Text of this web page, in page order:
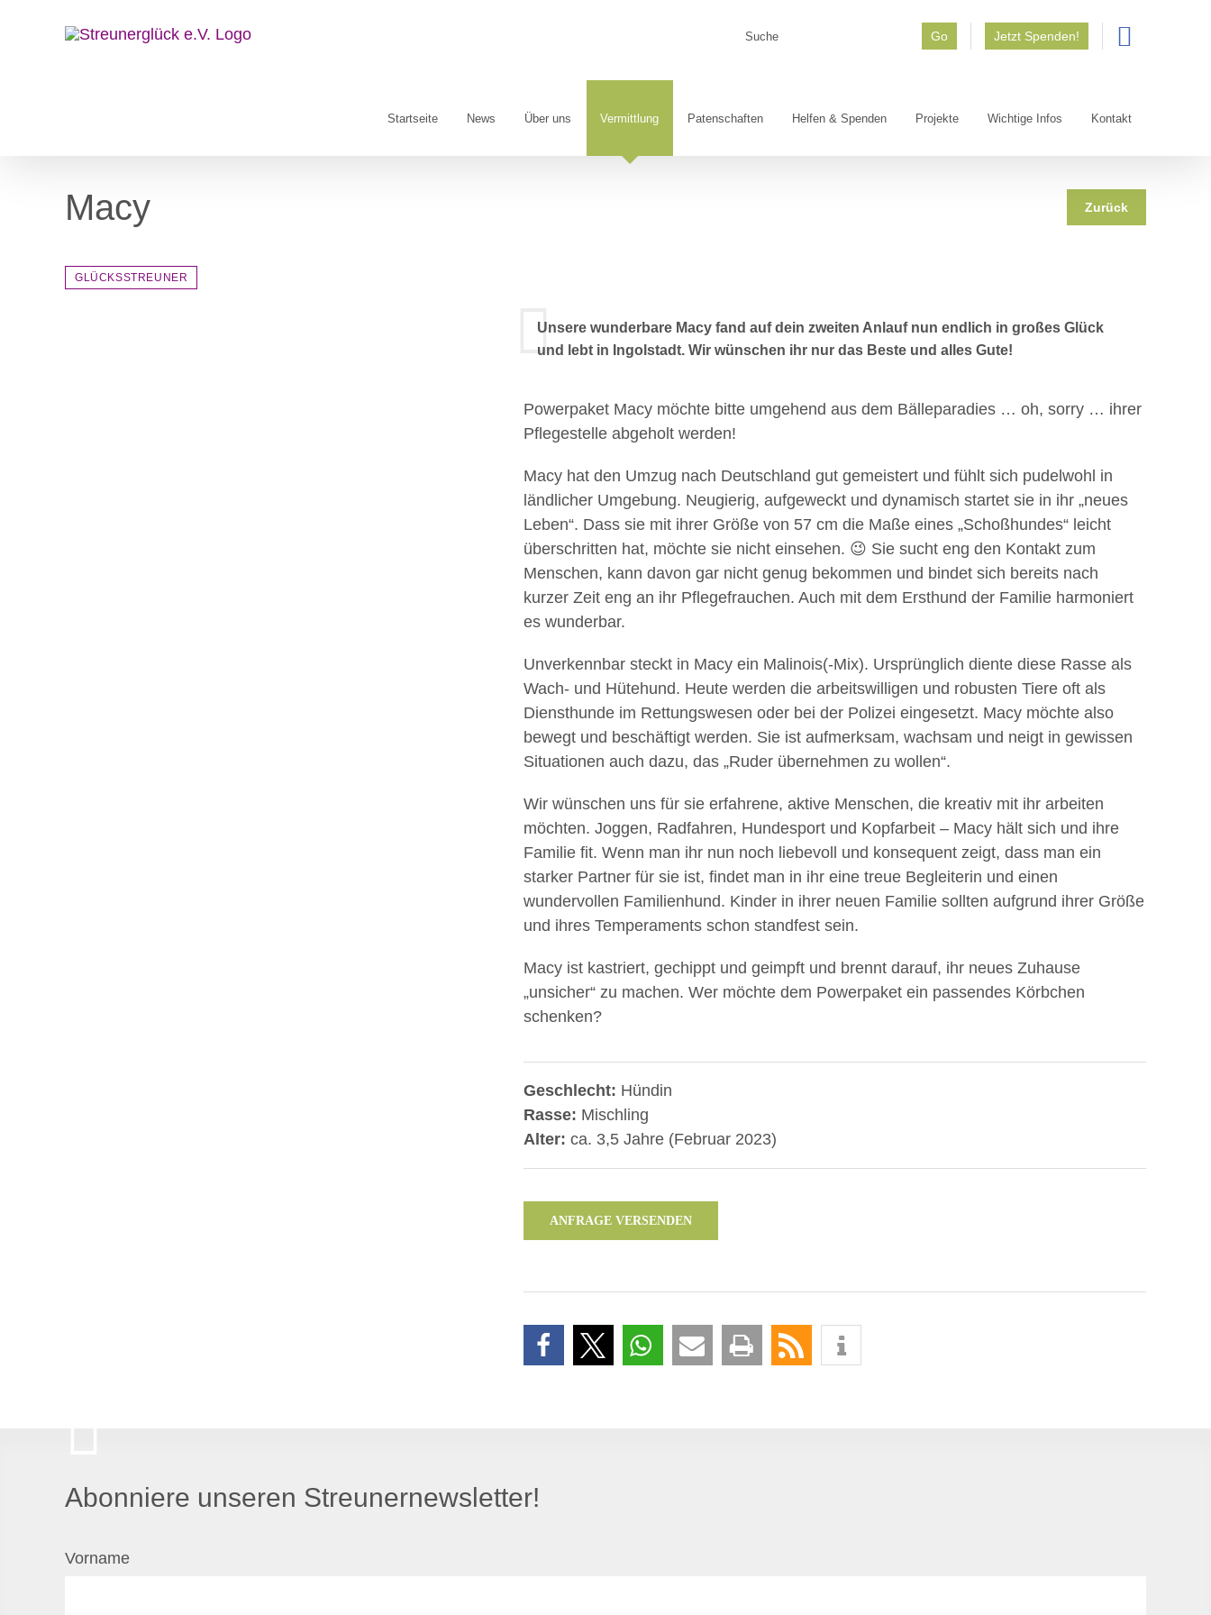
Go Jetzt Spenden!
Startseite News Über uns Vermittlung Patenschaften Helfen & Spenden Projekte Wichtige Infos Kontakt
Macy Zurück
GLÜCKSSTREUNER
Unsere wunderbare Macy fand auf dein zweiten Anlauf nun endlich in großes Glück
und lebt in Ingolstadt. Wir wünschen ihr nur das Beste und alles Gute!
Powerpaket Macy möchte bitte umgehend aus dem Bälleparadies … oh, sorry … ihrer
Pflegestelle abgeholt werden!
Macy hat den Umzug nach Deutschland gut gemeistert und fühlt sich pudelwohl in
ländlicher Umgebung. Neugierig, aufgeweckt und dynamisch startet sie in ihr „neues
Leben“. Dass sie mit ihrer Größe von 57 cm die Maße eines „Schoßhundes“ leicht
überschritten hat, möchte sie nicht einsehen. 😉 Sie sucht eng den Kontakt zum
Menschen, kann davon gar nicht genug bekommen und bindet sich bereits nach
kurzer Zeit eng an ihr Pflegefrauchen. Auch mit dem Ersthund der Familie harmoniert
es wunderbar.
Unverkennbar steckt in Macy ein Malinois(-Mix). Ursprünglich diente diese Rasse als
Wach- und Hütehund. Heute werden die arbeitswilligen und robusten Tiere oft als
Diensthunde im Rettungswesen oder bei der Polizei eingesetzt. Macy möchte also
bewegt und beschäftigt werden. Sie ist aufmerksam, wachsam und neigt in gewissen
Situationen auch dazu, das „Ruder übernehmen zu wollen“.
Wir wünschen uns für sie erfahrene, aktive Menschen, die kreativ mit ihr arbeiten
möchten. Joggen, Radfahren, Hundesport und Kopfarbeit – Macy hält sich und ihre
Familie fit. Wenn man ihr nun noch liebevoll und konsequent zeigt, dass man ein
starker Partner für sie ist, findet man in ihr eine treue Begleiterin und einen
wundervollen Familienhund. Kinder in ihrer neuen Familie sollten aufgrund ihrer Größe
und ihres Temperaments schon standfest sein.
Macy ist kastriert, gechippt und geimpft und brennt darauf, ihr neues Zuhause
„unsicher“ zu machen. Wer möchte dem Powerpaket ein passendes Körbchen
schenken?
Geschlecht: Hündin
Rasse: Mischling
Alter: ca. 3,5 Jahre (Februar 2023)
ANFRAGE VERSENDEN
Abonniere unseren Streunernewsletter!
Vorname